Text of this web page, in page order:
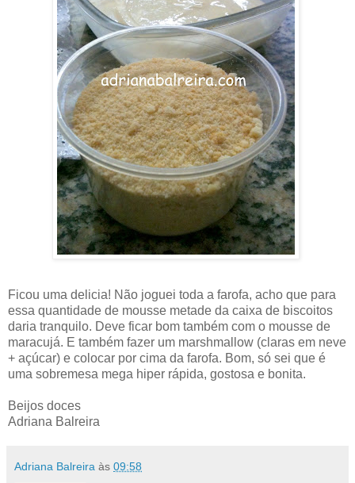
Ficou uma delicia! Não joguei toda a farofa, acho que para
essa quantidade de mousse metade da caixa de biscoitos
daria tranquilo. Deve ficar bom também com o mousse de
maracujá. E também fazer um marshmallow (claras em neve
+ açúcar) e colocar por cima da farofa. Bom, só sei que é
uma sobremesa mega hiper rápida, gostosa e bonita.
Beijos doces
Adriana Balreira
Adriana Balreira às 09:58